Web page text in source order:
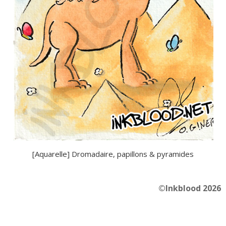
[Aquarelle] Dromadaire, papillons & pyramides
©Inkblood 2026